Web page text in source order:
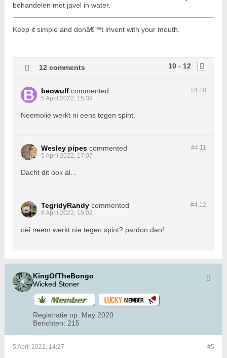
behandelen met javel in water.
Keep it simple and donâ€™t invent with your mouth.
10 - 12
12 comments
#4.10
beowulf commented
5 April 2022, 15:39
Neemolie werkt ni eens tegen spint.
#4.11
Wesley pipes commented
5 April 2022, 17:07
Dacht dit ook al...
#4.12
TegridyRandy commented
8 April 2022, 19:02
oei neem werkt nie tegen spint? pardon dan!
KingOfTheBongo
Wicked Stoner
Registratie op: May 2020
Berichten: 215
#5
5 April 2022, 14:27